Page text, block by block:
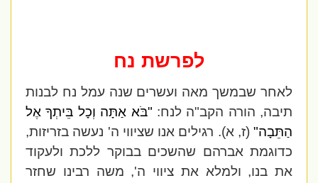
לפרשת נח
לאחר שבמשך מאה ועשרים שנה עמל נח לבנות
תיבה, הורה הקב"ה לנח:"בֹּא אַתָּה וְכָל בֵּיתְךָ אֶל
הַתֵּבָה"(ז, א). רגילים אנו שציווי ה' נעשה בזריזות,
כדוגמת אברהם שהשכים בבוקר ללכת ולעקוד
את בנו, ולמלא את ציווי ה', משה רבינו שחזר